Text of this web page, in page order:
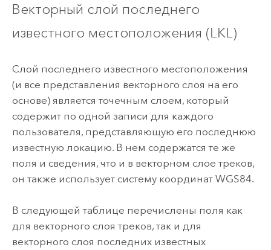
Векторный слой последнего
известного местоположения (LKL)
Слой последнего известного местоположения
(и все представления векторного слоя на его
основе) является точечным слоем, который
содержит по одной записи для каждого
пользователя, представляющую его последнюю
известную локацию. В нем содержатся те же
поля и сведения, что и в векторном слое треков,
он также использует систему координат WGS84.
В следующей таблице перечислены поля как
для векторного слоя треков, так и для
векторного слоя последних известных